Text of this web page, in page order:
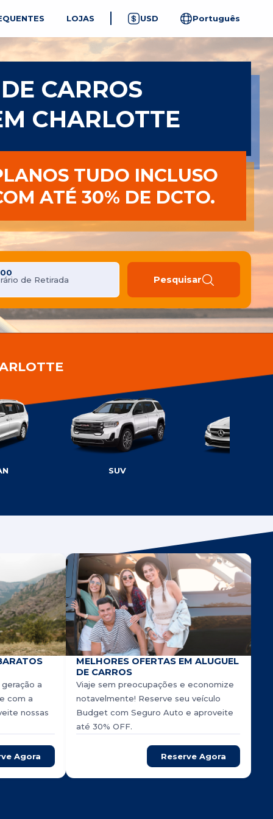
LOJAS USD Português
CARROS
CHARLOTTE
TUDO INCLUSO
ATÉ 30% DE DCTO.
de Retirada Pesquisar
SUV
a
com a
nossas
Agora
MELHORES OFERTAS EM ALUGUEL
DE CARROS
Viaje sem preocupações e economize
notavelmente! Reserve seu veículo
Budget com Seguro Auto e aproveite
até 30% OFF.
Reserve Agora